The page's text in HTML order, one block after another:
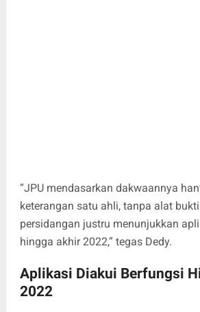
“JPU mendasarkan dakwaannya
keterangan satu ahli, tanpa alat
persidangan justru menunjukkan
hingga akhir 2022,” tegas Dedy.
Aplikasi Diakui Berfungsi
2022